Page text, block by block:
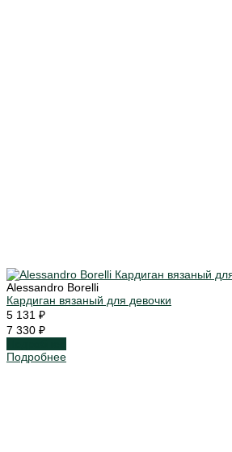
Alessandro Borelli
Кардиган вязаный для девочки
5 131 ₽
7 330 ₽
Подробнее